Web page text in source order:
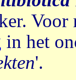
in het
'.